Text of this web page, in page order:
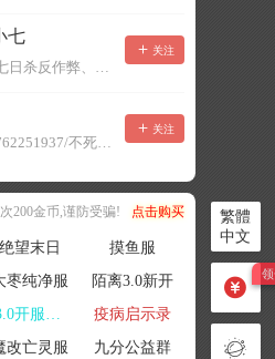
七
代表作：七日杀反作弊、七日杀云黑、七日杀BOT、七日杀云商城
关注
无限恐怖762251937/不死者末日1080207504
关注
200金币,谨防受骗! 点击购买
绝望末日
摸鱼服
枣纯净服
陌离3.0新开
V3.0开服联机
疫病启示录
改亡灵服 九分公益群
繁體
中文